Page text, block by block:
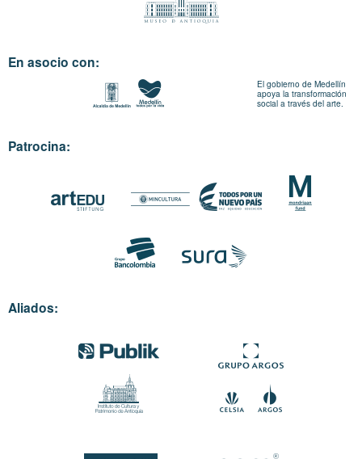
En asocio con:
El gobierno de Medellín
apoya la transformación
social a través del arte.
Patrocina:
Aliados: